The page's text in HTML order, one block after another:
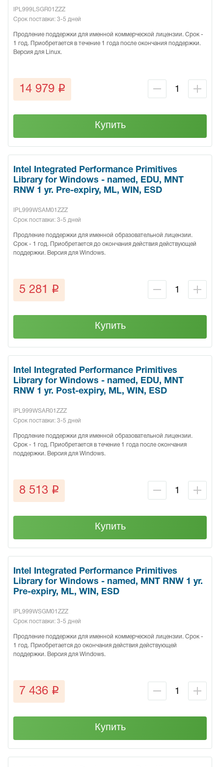
IPL999LSGR01ZZZ
Срок поставки: 3-5 дней
Продление поддержки для именной коммерческой лицензии. Срок -
1 год. Приобретается в течение 1 года после окончания поддержки.
Версия для Linux.
14 979 q
Купить
Intel Integrated Performance Primitives
Library for Windows - named, EDU, MNT
RNW 1 yr. Pre-expiry, ML, WIN, ESD
IPL999WSAM01ZZZ
Срок поставки: 3-5 дней
Продление поддержки для именной образовательной лицензии.
Срок - 1 год. Приобретается до окончания действия действующей
поддержки. Версия для Windows.
5 281 q
Купить
Intel Integrated Performance Primitives
Library for Windows - named, EDU, MNT
RNW 1 yr. Post-expiry, ML, WIN, ESD
IPL999WSAR01ZZZ
Срок поставки: 3-5 дней
Продление поддержки для именной образовательной лицензии.
Срок - 1 год. Приобретается в течение 1 года после окончания
поддержки. Версия для Windows.
8 513 q
Купить
Intel Integrated Performance Primitives
Library for Windows - named, MNT RNW 1 yr.
Pre-expiry, ML, WIN, ESD
IPL999WSGM01ZZZ
Срок поставки: 3-5 дней
Продление поддержки для именной коммерческой лицензии. Срок -
1 год. Приобретается до окончания действия действующей
поддержки. Версия для Windows.
7 436 q
Купить